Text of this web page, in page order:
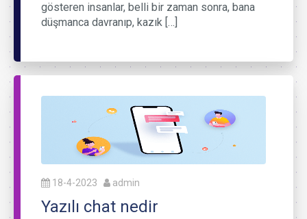
gösteren insanlar, belli bir zaman sonra, bana
düşmanca davranıp, kazık […]
18-4-2023 admin
Yazılı chat nedir